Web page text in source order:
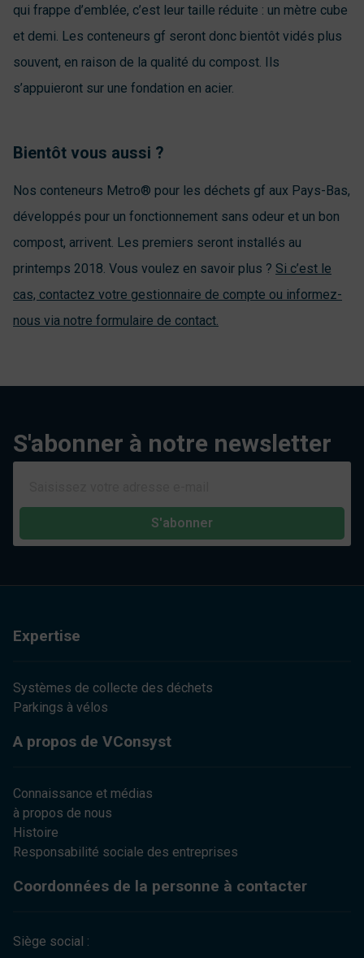
qui frappe d’emblée, c’est leur taille réduite : un mètre cube
et demi. Les conteneurs gf seront donc bientôt vidés plus
souvent, en raison de la qualité du compost. Ils
s’appuieront sur une fondation en acier.
Bientôt vous aussi ?
Nos conteneurs Metro® pour les déchets gf aux Pays-Bas,
développés pour un fonctionnement sans odeur et un bon
compost, arrivent. Les premiers seront installés au
printemps 2018. Vous voulez en savoir plus ? Si c’est le
cas, contactez votre gestionnaire de compte ou informez-
nous via notre formulaire de contact.
S'abonner à notre newsletter
S'abonner
Expertise
Systèmes de collecte des déchets
Parkings à vélos
A propos de VConsyst
Connaissance et médias
à propos de nous
Histoire
Responsabilité sociale des entreprises
Coordonnées de la personne à contacter
Siège social :